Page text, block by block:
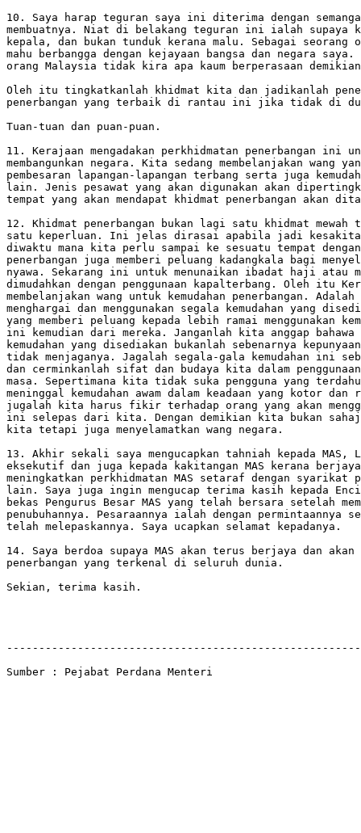
10. Saya harap teguran saya ini diterima dengan
membuatnya. Niat di belakang teguran ini ialah supaya
kepala, dan bukan tunduk kerana malu. Sebagai seorang
mahu berbangga dengan kejayaan bangsa dan negara saya.
orang Malaysia tidak kira apa kaum berperasaan
Oleh itu tingkatkanlah khidmat kita dan jadikanlah
penerbangan yang terbaik di rantau ini jika tidak di
Tuan-tuan dan puan-puan.
11. Kerajaan mengadakan perkhidmatan penerbangan ini
membangunkan negara. Kita sedang membelanjakan wang
pembesaran lapangan-lapangan terbang serta juga
lain. Jenis pesawat yang akan digunakan akan
tempat yang akan mendapat khidmat penerbangan akan
12. Khidmat penerbangan bukan lagi satu khidmat
satu keperluan. Ini jelas dirasai apabila jadi
diwaktu mana kita perlu sampai ke sesuatu tempat
penerbangan juga memberi peluang kadangkala bagi
nyawa. Sekarang ini untuk menunaikan ibadat haji atau
dimudahkan dengan penggunaan kapalterbang. Oleh itu
membelanjakan wang untuk kemudahan penerbangan.
menghargai dan menggunakan segala kemudahan yang
yang memberi peluang kepada lebih ramai menggunakan
ini kemudian dari mereka. Janganlah kita anggap bahawa
kemudahan yang disediakan bukanlah sebenarnya
tidak menjaganya. Jagalah segala-gala kemudahan ini
dan cerminkanlah sifat dan budaya kita dalam
masa. Sepertimana kita tidak suka pengguna yang
meninggal kemudahan awam dalam keadaan yang kotor
jugalah kita harus fikir terhadap orang yang akan
ini selepas dari kita. Dengan demikian kita bukan
kita tetapi juga menyelamatkan wang negara.
13. Akhir sekali saya mengucapkan tahniah kepada MAS,
eksekutif dan juga kepada kakitangan MAS kerana berjaya
meningkatkan perkhidmatan MAS setaraf dengan syarikat
lain. Saya juga ingin mengucap terima kasih kepada
bekas Pengurus Besar MAS yang telah bersara setelah
penubuhannya. Pesaraannya ialah dengan permintaannya
telah melepaskannya. Saya ucapkan selamat kepadanya.
14. Saya berdoa supaya MAS akan terus berjaya dan
penerbangan yang terkenal di seluruh dunia.
Sekian, terima kasih.
Sumber : Pejabat Perdana Menteri